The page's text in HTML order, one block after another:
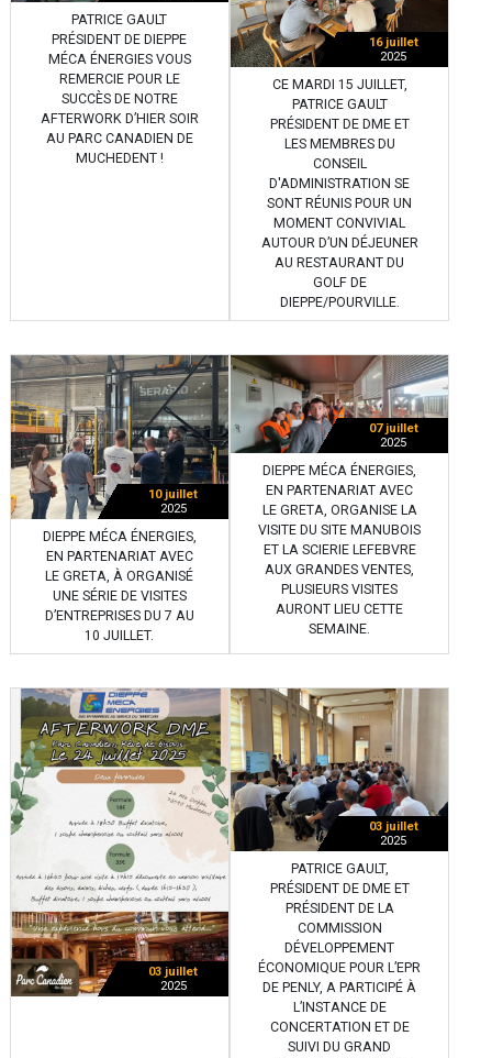
PATRICE GAULT
PRÉSIDENT DE DIEPPE
MÉCA ÉNERGIES VOUS
REMERCIE POUR LE
SUCCÈS DE NOTRE
AFTERWORK D’HIER SOIR
AU PARC CANADIEN DE
MUCHEDENT !
16 juillet
2025
CE MARDI 15 JUILLET,
PATRICE GAULT
PRÉSIDENT DE DME ET
LES MEMBRES DU
CONSEIL
D'ADMINISTRATION SE
SONT RÉUNIS POUR UN
MOMENT CONVIVIAL
AUTOUR D’UN DÉJEUNER
AU RESTAURANT DU
GOLF DE
DIEPPE/POURVILLE.
10 juillet
2025
DIEPPE MÉCA ÉNERGIES,
EN PARTENARIAT AVEC
LE GRETA, À ORGANISÉ
UNE SÉRIE DE VISITES
D’ENTREPRISES DU 7 AU
10 JUILLET.
07 juillet
2025
DIEPPE MÉCA ÉNERGIES,
EN PARTENARIAT AVEC
LE GRETA, ORGANISE LA
VISITE DU SITE MANUBOIS
ET LA SCIERIE LEFEBVRE
AUX GRANDES VENTES,
PLUSIEURS VISITES
AURONT LIEU CETTE
SEMAINE.
03 juillet
2025
03 juillet
2025
PATRICE GAULT,
PRÉSIDENT DE DME ET
PRÉSIDENT DE LA
COMMISSION
DÉVELOPPEMENT
ÉCONOMIQUE POUR L’EPR
DE PENLY, A PARTICIPÉ À
L’INSTANCE DE
CONCERTATION ET DE
SUIVI DU GRAND